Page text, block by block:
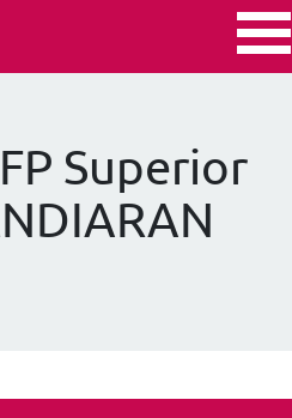
Superior